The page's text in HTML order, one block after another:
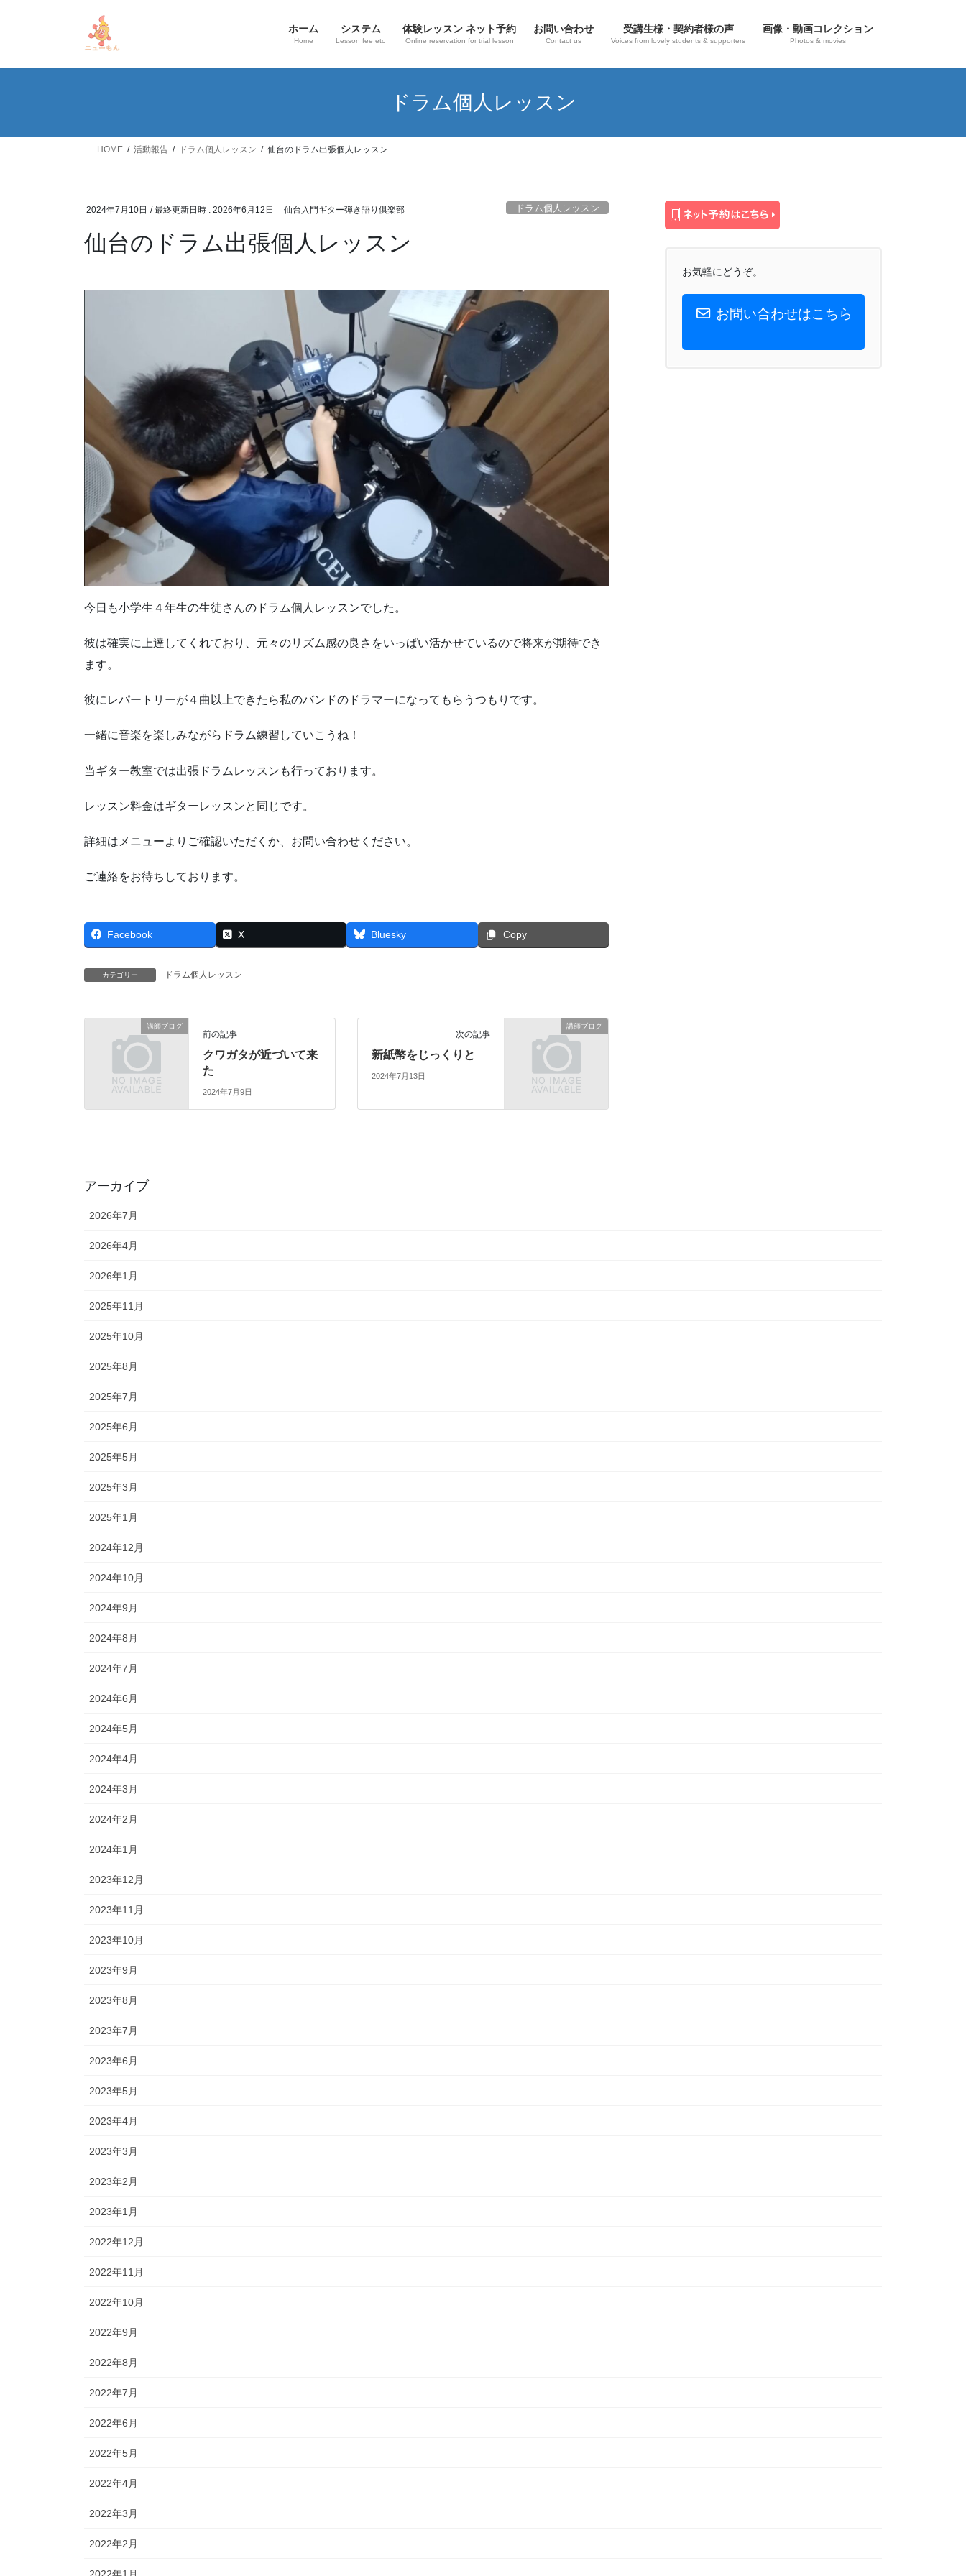
ホーム
Home
システム
Lesson fee etc
体験レッスン ネット予約
Online reservation for trial lesson
お問い合わせ
Contact us
受講生様・契約者様の声
Voices from lovely students & supporters
画像・動画コレクション
Photos & movies
ドラム個人レッスン
HOME 活動報告 ドラム個人レッスン 仙台のドラム出張個人レッスン
2024年7月10日 / 最終更新日時 : 2026年6月12日 仙台入門ギター弾き語り倶楽部 ドラム個人レッスン
仙台のドラム出張個人レッスン
今日も小学生４年生の生徒さんのドラム個人レッスンでした。
彼は確実に上達してくれており、元々のリズム感の良さをいっぱい活かせているので将来が期待でき
ます。
彼にレパートリーが４曲以上できたら私のバンドのドラマーになってもらうつもりです。
一緒に音楽を楽しみながらドラム練習していこうね！
当ギター教室では出張ドラムレッスンも行っております。
レッスン料金はギターレッスンと同じです。
詳細はメニューよりご確認いただくか、お問い合わせください。
ご連絡をお待ちしております。
Facebook X Bluesky Copy
カテゴリー ドラム個人レッスン
講師ブログ
前の記事
クワガタが近づいて来
た
2024年7月9日
講師ブログ
次の記事
新紙幣をじっくりと
2024年7月13日
お気軽にどうぞ。
お問い合わせはこちら
アーカイブ
2026年7月
2026年4月
2026年1月
2025年11月
2025年10月
2025年8月
2025年7月
2025年6月
2025年5月
2025年3月
2025年1月
2024年12月
2024年10月
2024年9月
2024年8月
2024年7月
2024年6月
2024年5月
2024年4月
2024年3月
2024年2月
2024年1月
2023年12月
2023年11月
2023年10月
2023年9月
2023年8月
2023年7月
2023年6月
2023年5月
2023年4月
2023年3月
2023年2月
2023年1月
2022年12月
2022年11月
2022年10月
2022年9月
2022年8月
2022年7月
2022年6月
2022年5月
2022年4月
2022年3月
2022年2月
2022年1月